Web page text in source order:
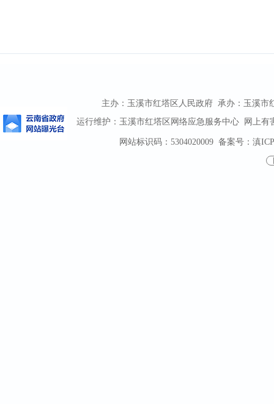
主办：玉溪市红塔区人民政府 承办：玉溪市
运行维护：玉溪市红塔区网络应急服务中心 网上有
网站标识码：5304020009备案号：滇